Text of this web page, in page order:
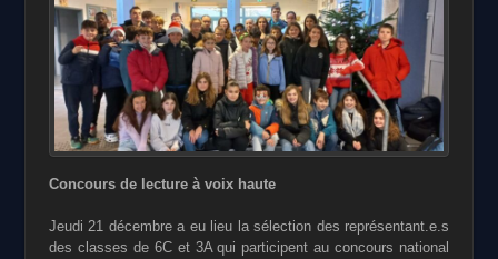
Concours de lecture à voix haute
Jeudi 21 décembre a eu lieu la sélection des représentant.e.s
des classes de 6C et 3A qui participent au concours national